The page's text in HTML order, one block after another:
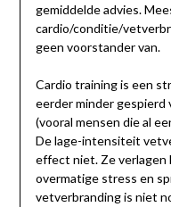
gemiddelde advies.
cardio/conditie/
geen voorstander van.
Cardio training is een
eerder minder gespierd
(vooral mensen die al
De lage-intensiteit
effect niet. Ze
overmatige stress en
vetverbranding is niet